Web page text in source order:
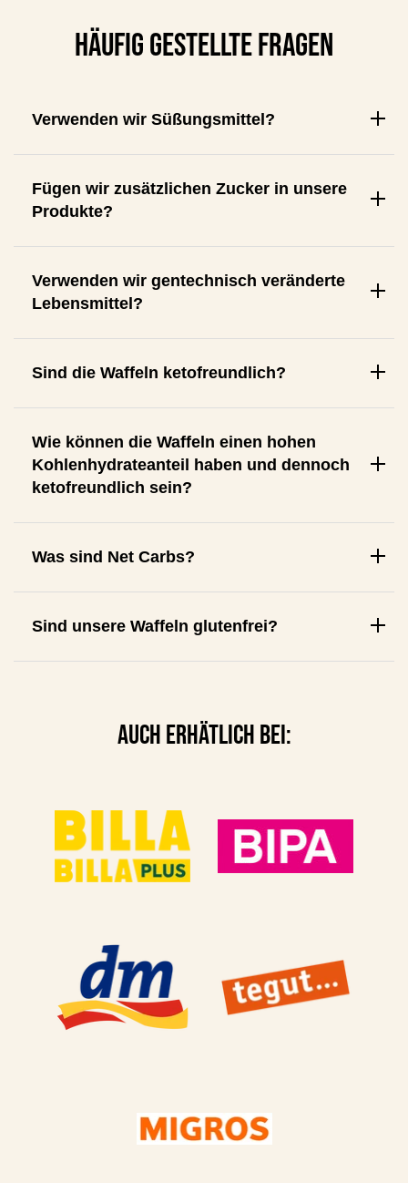
HÄUFIG GESTELLTE FRAGEN
Verwenden wir Süßungsmittel?
Fügen wir zusätzlichen Zucker in unsere
Produkte?
Verwenden wir gentechnisch veränderte
Lebensmittel?
Sind die Waffeln ketofreundlich?
Wie können die Waffeln einen hohen
Kohlenhydrateanteil haben und dennoch
ketofreundlich sein?
Was sind Net Carbs?
Sind unsere Waffeln glutenfrei?
AUCH ERHÄTLICH BEI: